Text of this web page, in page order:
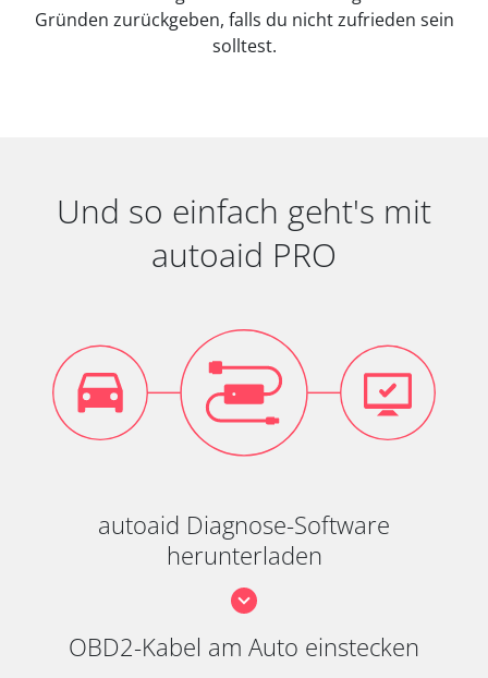
Gründen zurückgeben, falls du nicht zufrieden sein
solltest.
Und so einfach geht's mit
autoaid PRO
autoaid Diagnose-Software
herunterladen
OBD2-Kabel am Auto einstecken